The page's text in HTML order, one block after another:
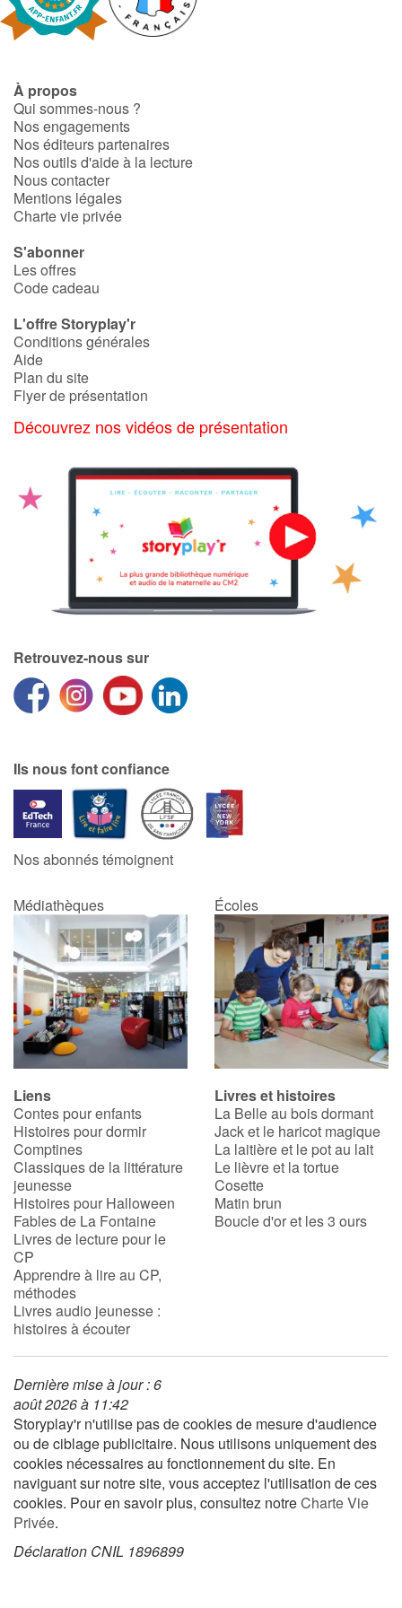
Fable, mythe, littérature et poésie
Ogres, monstres et sorcières
Héroïnes et héros
Écologie, nature, saisons
Les animaux
Voyage, épopée, enquête, aventure
Autour du monde
Apprentissage
Art, espace, activité
En famille
Quotidien et loisirs
Amour et amitié
Sujets de société
Formats et illustrations
Catalogue anglais
Contraste +
Aide
Accueil
Famille
Écoles
Médiathèques
Vidéos & Tutoriaux
Blog
Actualités
Rencontres et témoignages
Contes d'ici et d'ailleurs
Autour de la lecture
Apprendre à lire
Livre audio
À propos
Qui sommes-nous ?
Nos engagements
Nos éditeurs partenaires
Nos outils d'aide à la lecture
Nous contacter
Mentions légales
Charte vie privée
S'abonner
Les offres
Code cadeau
L'offre Storyplay'r
Conditions générales
Aide
Plan du site
Flyer de présentation
Découvrez nos vidéos de présentation
Retrouvez-nous sur
Ils nous font confiance
Nos abonnés témoignent
Médiathèques Écoles
Liens
Contes pour enfants
Histoires pour dormir
Comptines
Classiques de la littérature
jeunesse
Histoires pour Halloween
Fables de La Fontaine
Livres de lecture pour le
CP
Apprendre à lire au CP,
méthodes
Livres audio jeunesse :
histoires à écouter
Livres et histoires
La Belle au bois dormant
Jack et le haricot magique
La laitière et le pot au lait
Le lièvre et la tortue
Cosette
Matin brun
Boucle d'or et les 3 ours
Dernière mise à jour : 6
août 2026 à 11:42
Storyplay'r n'utilise pas de cookies de mesure d'audience
ou de ciblage publicitaire. Nous utilisons uniquement des
cookies nécessaires au fonctionnement du site. En
naviguant sur notre site, vous acceptez l'utilisation de ces
cookies. Pour en savoir plus, consultez notreCharte Vie
Privée.
Déclaration CNIL 1896899